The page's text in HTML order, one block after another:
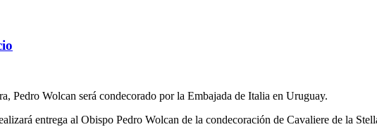
Pedro Wolcan será condecorado por la Embajada de Italia en Uruguay.
entrega al Obispo Pedro Wolcan de la condecoración de Cavaliere de la